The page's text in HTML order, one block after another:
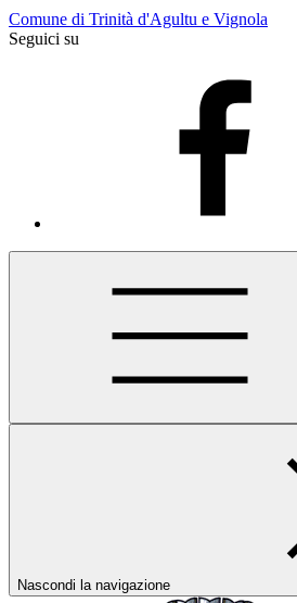
Comune di Trinità d'Agultu e Vignola
Seguici su
Nascondi la navigazione